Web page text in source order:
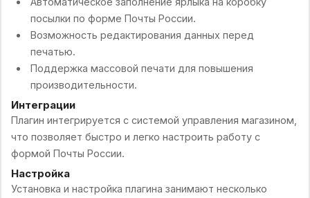
посылки по форме Почты России.
Возможность редактирования данных перед
печатью.
Поддержка массовой печати для повышения
производительности.
Интеграции
Плагин интегрируется с системой управления магазином,
что позволяет быстро и легко настроить работу с
формой Почты России.
Настройка
Установка и настройка плагина занимают несколько